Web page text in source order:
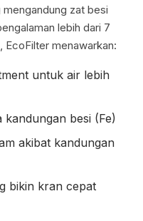
mengandung zat besi
lebih dari 7
EcoFilter menawarkan:
untuk air lebih
besi (Fe)
akibat kandungan
bikin kran cepat